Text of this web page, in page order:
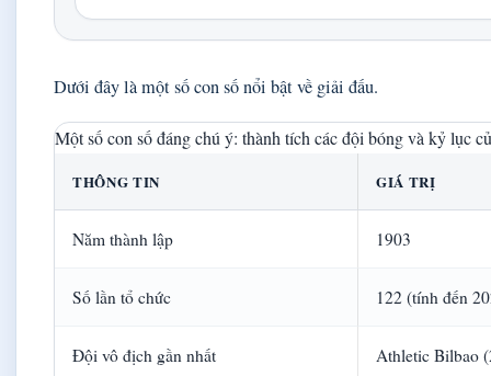
Dưới đây là một số con số nổi bật về giải đấu.
Một số con số đáng chú ý: thành tích các đội bóng và kỷ lục
THÔNG TIN GIÁ TRỊ
Năm thành lập 1903
Số lần tổ chức 122 (tính đến
Đội vô địch gần nhất Athletic Bilbao